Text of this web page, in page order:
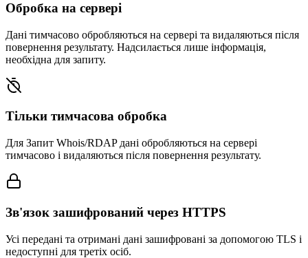
Обробка на сервері
Дані тимчасово обробляються на сервері та видаляються після
повернення результату. Надсилається лише інформація,
необхідна для запиту.
Тільки тимчасова обробка
Для Запит Whois/RDAP дані обробляються на сервері
тимчасово і видаляються після повернення результату.
Зв'язок зашифрований через HTTPS
Усі передані та отримані дані зашифровані за допомогою TLS і
недоступні для третіх осіб.